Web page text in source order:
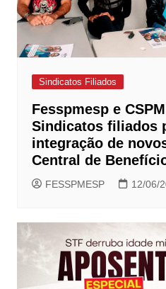
Sindicatos Filiados
Fesspmesp e
Sindicatos filiados
integração de
Central de
FESSPMESP 12/06/